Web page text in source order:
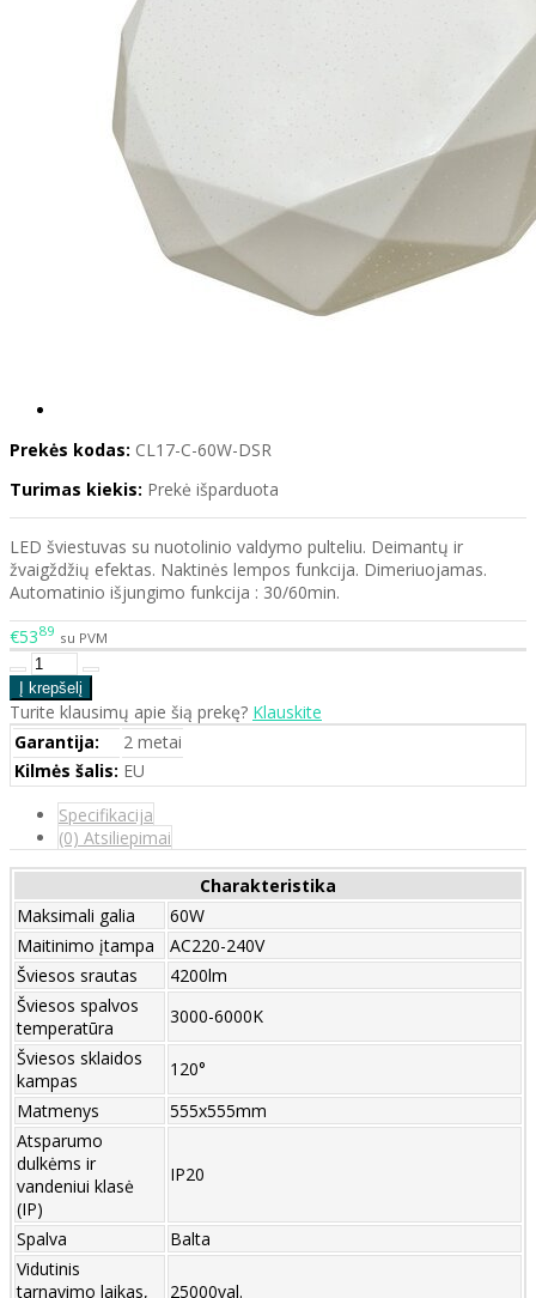
Prekės kodas: CL17-C-60W-DSR
Turimas kiekis: Prekė išparduota
LED šviestuvas su nuotolinio valdymo pulteliu. Deimantų ir
žvaigždžių efektas. Naktinės lempos funkcija. Dimeriuojamas.
Automatinio išjungimo funkcija : 30/60min.
€5389 su PVM
Turite klausimų apie šią prekę? Klauskite
Garantija:
2 metai
Kilmės šalis: EU
Specifikacija
(0) Atsiliepimai
Charakteristika
Maksimali galia
60W
Maitinimo įtampa
AC220-240V
Šviesos srautas
4200lm
Šviesos spalvos
temperatūra
3000-6000K
Šviesos sklaidos
kampas
120°
Matmenys
555x555mm
Atsparumo
dulkėms ir
vandeniui klasė
(IP)
IP20
Spalva
Balta
Vidutinis
tarnavimo laikas,
25000val.